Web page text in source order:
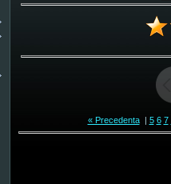
« Precedenta| 5 6 7